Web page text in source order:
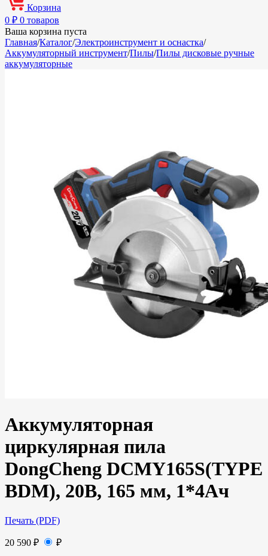
Корзина
0 ₽ 0 товаров
Ваша корзина пуста
Главная/Каталог/Электроинструмент и оснастка/
Аккумуляторный инструмент/Пилы/Пилы дисковые ручные
аккумуляторные
Аккумуляторная
циркулярная пила
DongCheng DCMY165S(TYPE
BDM), 20В, 165 мм, 1*4Ач
Печать (PDF)
20 590 ₽ ₽